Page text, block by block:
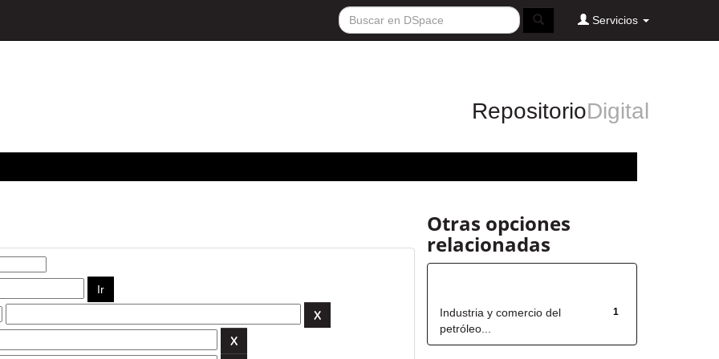
Servicios
RepositorioDigital
Otras opciones
relacionadas
1
Industria y comercio del
petróleo...